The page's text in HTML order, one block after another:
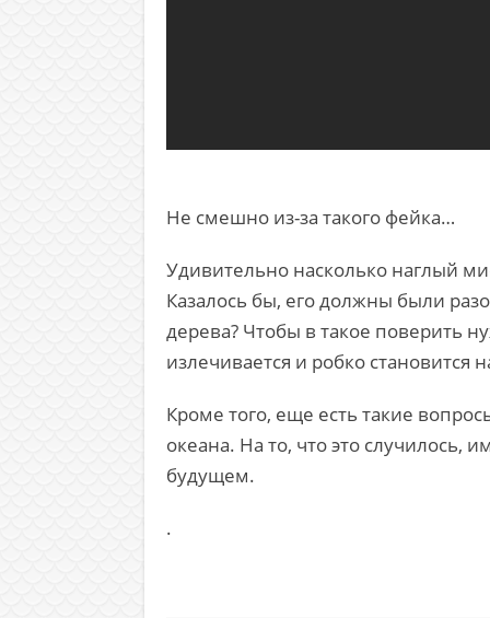
Не смешно из-за такого фейка…
Удивительно насколько наглый
Казалось бы, его должны были
дерева? Чтобы в такое поверить
излечивается и робко становится
Кроме того, еще есть такие
океана. На то, что это
будущем.
.